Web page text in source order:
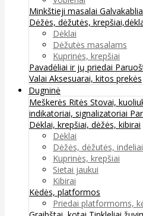
Minkštieji masalai
Dėžės, dėžutės,
Dėklai
Dėžutės masalams
Kuprinės, krepšiai
Pavadėliai ir jų priedai
Valai Aksesuarai, kitos prekės
Dugninė
Meškerės Ritės Stovai,
indikatoriai, signalizatoriai
Dėklai, krepšiai, dėžės, kibirai
Dėklai
Dėžės, dėžutės, indeliai
Kuprinės, krepšiai
Sietai jaukui
Kibirai
Kėdės, platformos
Priedai platformoms,